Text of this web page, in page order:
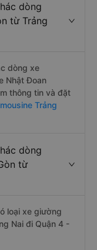
dòng
từ Trảng
dòng xe
Nhật Đoan
thông tin và đặt
Trảng
dòng
từ
loại xe giường
Nai đi Quận 4 -